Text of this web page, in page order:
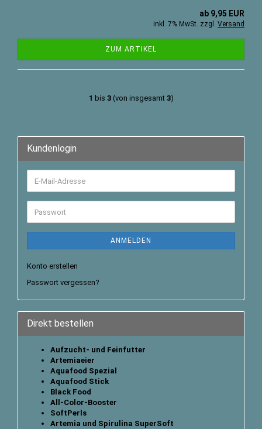
ab 9,95 EUR
inkl. 7% MwSt. zzgl. Versand
ZUM ARTIKEL
1 bis 3(von insgesamt 3)
Kundenlogin
ANMELDEN
Konto erstellen
Passwort vergessen?
Direkt bestellen
Aufzucht- und Feinfutter
Artemiaeier
Aquafood Spezial
Aquafood Stick
B lack Food
All-Color-Booster
SoftPerls
Artemia und Spirulina SuperSoft